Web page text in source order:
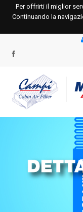
Per offrirti il miglior
Continuando la
+39